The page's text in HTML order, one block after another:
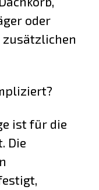
oder
zusätzlichen
ist für die
Die